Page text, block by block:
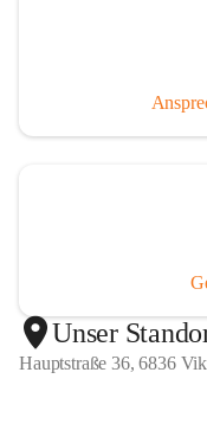
Unser
Hauptstraße 36, 6836